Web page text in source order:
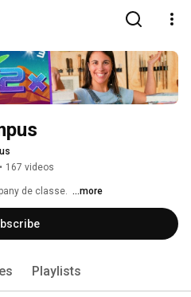
• 167 videos
de classe. ...more
Playlists